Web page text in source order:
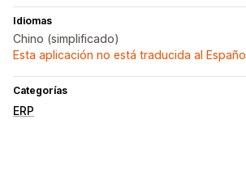
Idiomas
Chino (simplificado)
Esta aplicación no está traducida al Español
Categorías
ERP